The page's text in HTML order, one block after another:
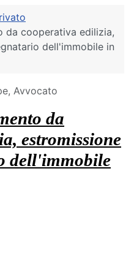
da cooperativa edilizia,
dell'immobile in
Avvocato
da
estromissione
dell'immobile